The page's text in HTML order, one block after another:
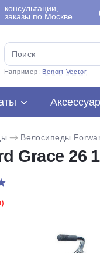
консультации,
заказы по Москве
Например: Benort Vector
Велосипеды
Grace 26